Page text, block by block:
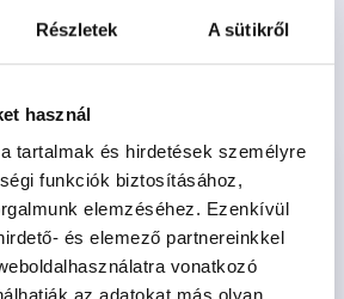
Részletek A sütikről
használ
tartalmak és hirdetések személyre
funkciók biztosításához,
elemzéséhez. Ezenkívül
és elemező partnereinkkel
vonatkozó
Kutyasulival és